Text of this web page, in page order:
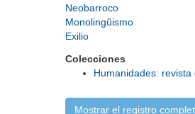
Neobarroco
Monolingûismo
Exilio
Colecciones
Humanidades:
Mostrar el registro